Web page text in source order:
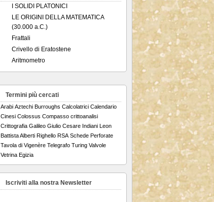
I SOLIDI PLATONICI
LE ORIGINI DELLA MATEMATICA
(30.000 a.C.)
Frattali
Crivello di Eratostene
Aritmometro
Termini più cercati
Arabi Aztechi Burroughs Calcolatrici Calendario
Cinesi Colossus Compasso crittoanalisi
Crittografia Galileo Giulio Cesare Indiani Leon
Battista Alberti Righello RSA Schede Perforate
Tavola di Vigenère Telegrafo Turing Valvole
Vetrina Egizia
Iscriviti alla nostra Newsletter